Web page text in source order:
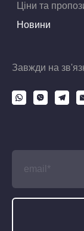
Ціни та
Новини
Завжди на